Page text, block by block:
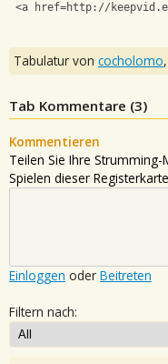
<a href=http://
Tabulatur von cocholomo,
Tab Kommentare (3)
Kommentieren
Teilen Sie Ihre
Spielen dieser
Einloggen oder Beitreten
Filtern nach: